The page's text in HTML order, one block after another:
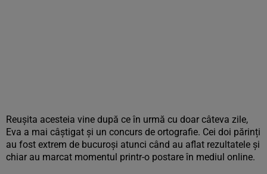
Reușita acesteia vine după ce în urmă cu doar câteva zile,
Eva a mai câștigat și un concurs de ortografie. Cei doi părinți
au fost extrem de bucuroși atunci când au aflat rezultatele și
chiar au marcat momentul printr-o postare în mediul online.